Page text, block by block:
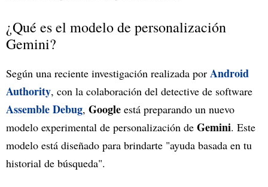
¿Qué es el modelo de personalización
Gemini?
Según una reciente investigación realizada por Android
Authority, con la colaboración del detective de software
Assemble Debug, Google está preparando un nuevo
modelo experimental de personalización de Gemini. Este
modelo está diseñado para brindarte "ayuda basada en tu
historial de búsqueda".